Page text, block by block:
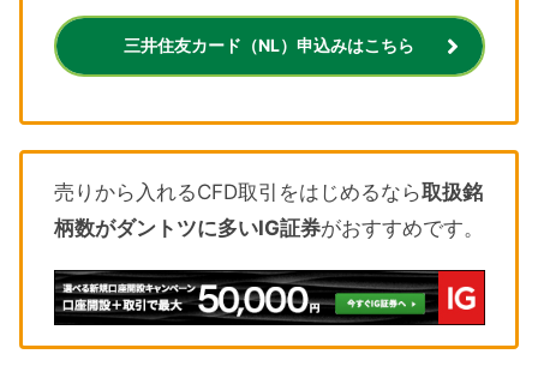
三井住友カード（NL）申込みはこちら
売りから入れるCFD取引をはじめるなら取扱銘
柄数がダントツに多いIG証券がおすすめです。